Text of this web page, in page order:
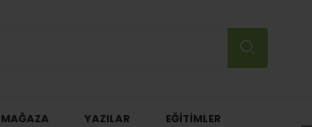
MAĞAZA YAZILAR
EĞITIMLER